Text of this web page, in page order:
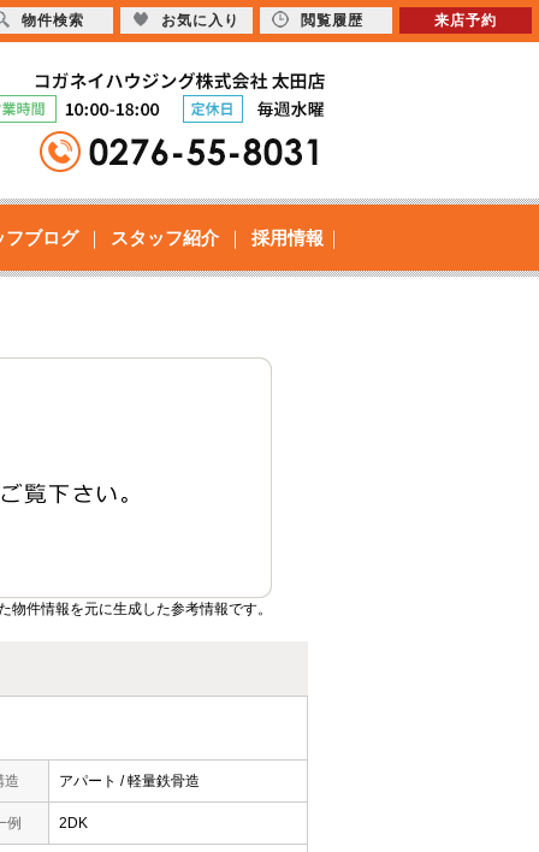
フブログ スタッフ紹介 採用情報
件情報を元に生成した参考情報です。
造 アパート / 軽量鉄骨造
例 2DK
物件検索 お気に入り 閲覧履歴 来店予約